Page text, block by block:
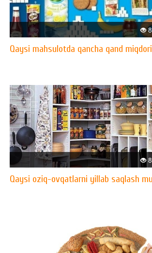
Qaysi mahsulotda qancha qand
Qaysi oziq-ovqatlarni yillab saqlash